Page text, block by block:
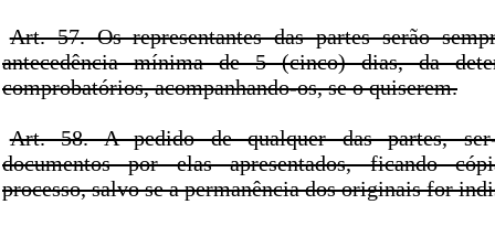
Art. 57. Os representantes das partes serão
antecedência mínima de 5 (cinco) dias, da
comprobatórios, acompanhando-os, se o quiserem.
Art. 58. A pedido de qualquer das partes, ser-
documentos por elas apresentados, ficando
processo, salvo se a permanência dos originais for